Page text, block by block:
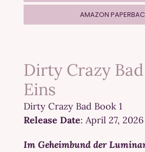
AMAZON
Dirty Crazy
Eins
Dirty Crazy Bad Book 1
Release Date: April 27, 2026
Im Geheimbund der